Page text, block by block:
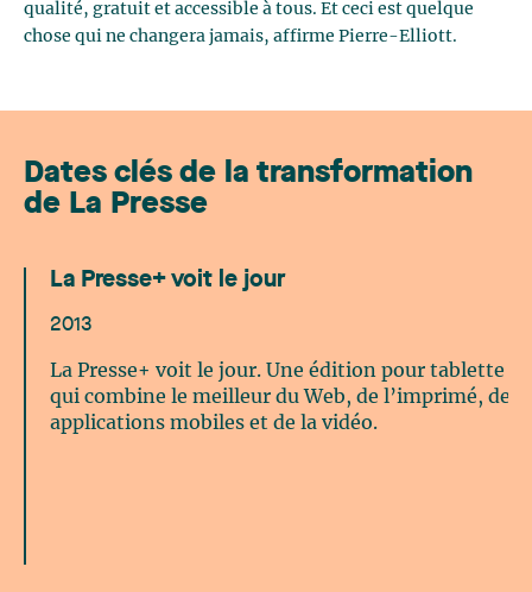
qualité, gratuit et accessible à tous. Et ceci est quelque
chose qui ne changera jamais, affirme Pierre-Elliott.
Dates clés de la transformation
de La Presse
La Presse+ voit le jour
2013
La Presse+ voit le jour. Une édition pour tablette
qui combine le meilleur du Web, de l’imprimé, des
applications mobiles et de la vidéo.